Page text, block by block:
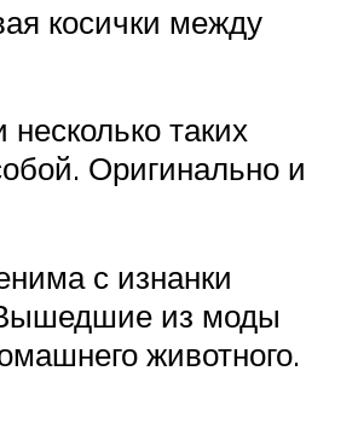
косички между
таких
Оригинально и
с изнанки
Вышедшие из моды
животного.